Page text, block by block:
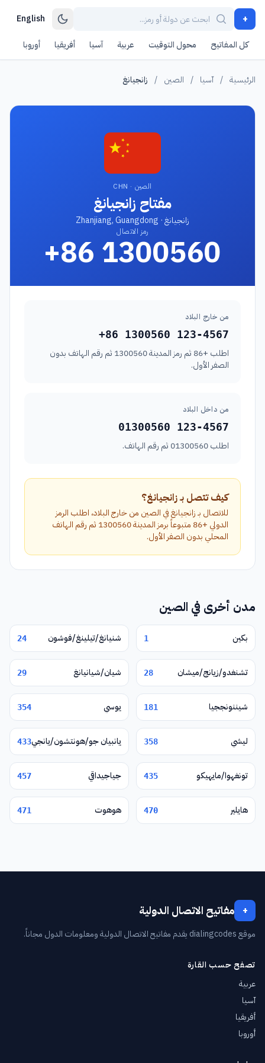
+
English
كل المفاتيح محول التوقيت عربية آسيا أفريقيا أوروبا
الرئيسية / آسيا / الصين / زانجيانغ
الصين · CHN
مفتاح زانجيانغ
زانجيانغ · Zhanjiang, Guangdong
رمز الاتصال
+86 1300560
من خارج البلاد
+86 1300560 123-4567
اطلب +86 ثم رمز المدينة 1300560 ثم رقم الهاتف بدون
الصفر الأول.
من داخل البلاد
01300560 123-4567
اطلب 01300560 ثم رقم الهاتف.
كيف تتصل بـ زانجيانغ؟
للاتصال بـ زانجيانغ في الصين من خارج البلاد، اطلب الرمز
الدولي +86 متبوعاً برمز المدينة 1300560 ثم رقم الهاتف
المحلي بدون الصفر الأول.
مدن أخرى في الصين
بكين 1 شنيانغ/تيلينغ/فوشون 24
تشنغدو/زيانج/ميشان 28 شيان/شيانيانغ 29
شيننونججيا 181 يوسي 354
ليشي 358 يانبيان جو/هونتشون/يانجي433
تونغهوا/مايهيكو 435 جياجيداقي 457
هايلير 470 هوهوت 471
+ مفاتيح الاتصال الدولية
موقع dialingcodes يقدم مفاتيح الاتصال الدولية ومعلومات الدول مجاناً.
تصفح حسب القارة
عربية
آسيا
أفريقيا
أوروبا